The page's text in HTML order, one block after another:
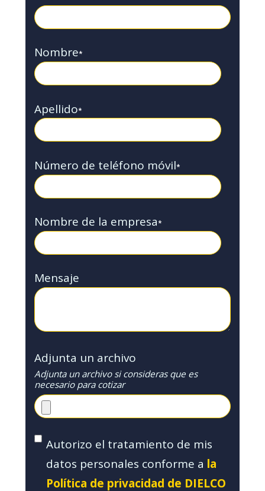
Nombre*
Apellido*
Número de teléfono móvil*
Nombre de la empresa*
Mensaje
Adjunta un archivo
Adjunta un archivo si consideras que es
necesario para cotizar
Autorizo el tratamiento de mis
datos personales conforme a la
Política de privacidad de DIELCO